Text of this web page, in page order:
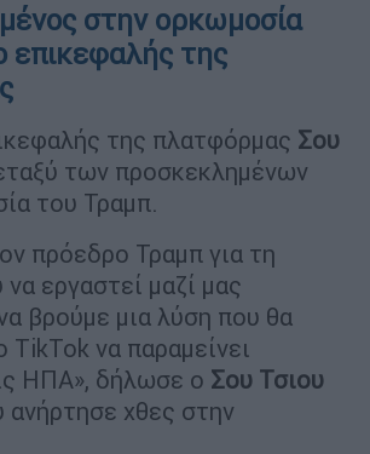
στην ορκωμοσία
επικεφαλής της
της πλατφόρμας Σου
των προσκεκλημένων
του Τραμπ.
πρόεδρο Τραμπ για τη
εργαστεί μαζί μας
βρούμε μια λύση που θα
TikTok να παραμείνει
ΗΠΑ», δήλωσε ο Σου Τσιου
ανήρτησε χθες στην